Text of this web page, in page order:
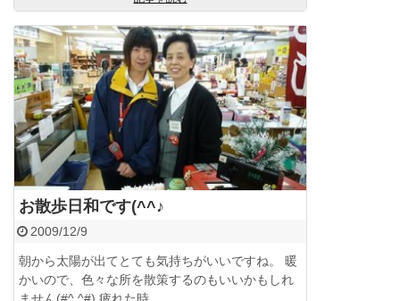
お散歩日和です(^^♪
2009/12/9
朝から太陽が出てとても気持ちがいいですね。 暖
かいので、色々な所を散策するのもいいかもしれ